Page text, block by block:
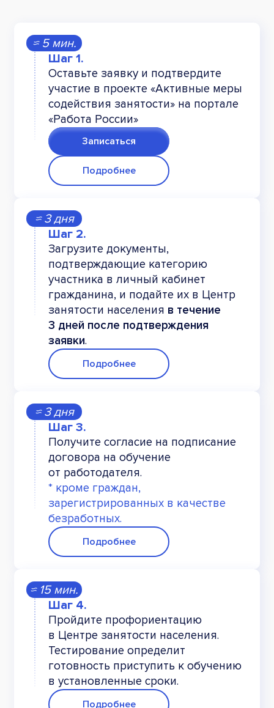
≈ 5 мин.
Оставьте заявку и подтвердите
участие в проекте «Активные меры
содействия занятости» на портале
«Работа России»
Записаться
Подробнее
≈ 3 дня
Загрузите документы,
подтверждающие категорию
участника в личный кабинет
гражданина, и подайте их в Центр
занятости населения в течение
3 дней после подтверждения
заявки.
Подробнее
≈ 3 дня
Получите согласие на подписание
договора на обучение
от работодателя.
* кроме граждан,
зарегистрированных в качестве
безработных.
Подробнее
≈ 15 мин.
Пройдите профориентацию
в Центре занятости населения.
Тестирование определит
готовность приступить к обучению
в установленные сроки.
Подробнее